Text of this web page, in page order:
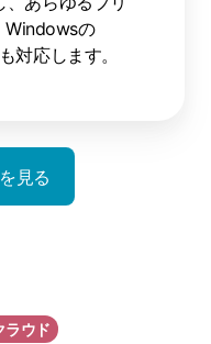
Windowsの
対応します。
見る
ラウド